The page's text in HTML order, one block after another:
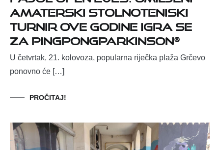
amaterski stolnoteniski
turnir ove godine igra se
za PingPongParkinson®
U četvrtak, 21. kolovoza, popularna riječka plaža Grčevo
ponovno će […]
PROČITAJ!